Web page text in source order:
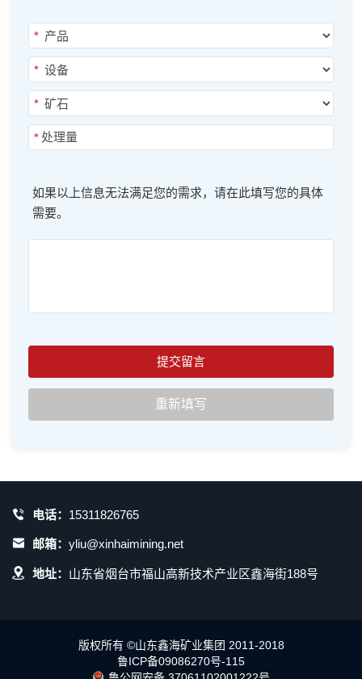
*
*
*
*
如果以上信息无法满足您的需求，请在此填写您的具体
需要。
电话： 15311826765
邮箱： yliu@xinhaimining.net
地址： 山东省烟台市福山高新技术产业区鑫海街188号
版权所有 ©山东鑫海矿业集团 2011-2018
鲁ICP备09086270号-115